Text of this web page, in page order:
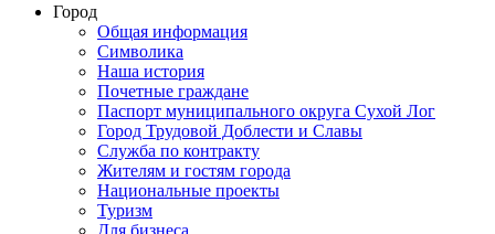
Город
Общая информация
Символика
Наша история
Почетные граждане
Паспорт муниципального округа Сухой Лог
Город Трудовой Доблести и Славы
Служба по контракту
Жителям и гостям города
Национальные проекты
Туризм
Для бизнеса